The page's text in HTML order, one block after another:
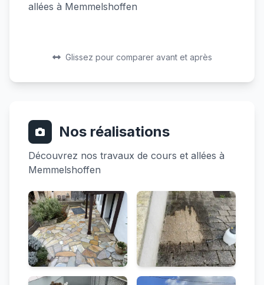
allées à Memmelshoffen
Avant
Après
Glissez pour comparer avant et après
Nos réalisations
Découvrez nos travaux de cours et allées à
Memmelshoffen